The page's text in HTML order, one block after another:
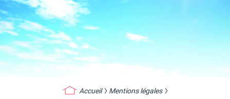
Carte d'identité /
Naissance et
Accueil Mentions légales